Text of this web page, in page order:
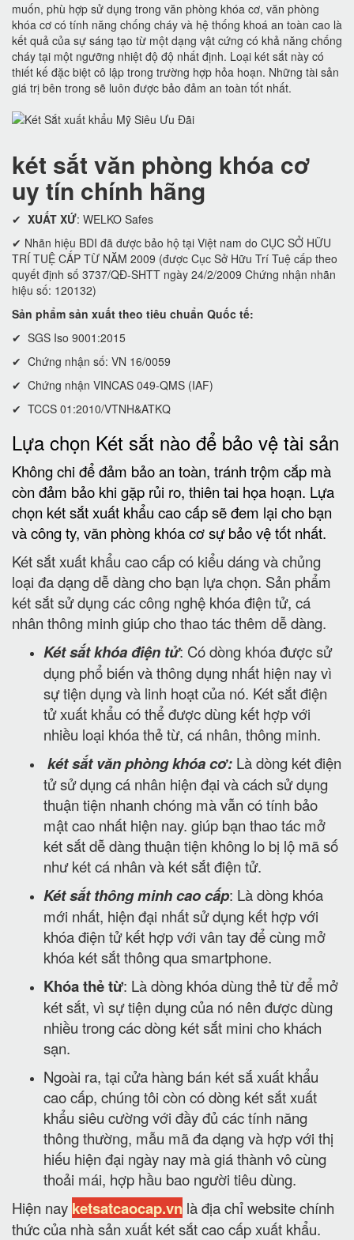
muốn, phù hợp sử dụng trong văn phòng khóa cơ, văn phòng
khóa cơ có tính năng chống cháy và hệ thống khoá an toàn cao là
kết quả của sự sáng tạo từ một dạng vật cứng có khả năng chống
cháy tại một ngưỡng nhiệt độ độ nhất định. Loại két sắt này có
thiết kế đặc biệt cô lập trong trường hợp hỏa hoạn. Những tài sản
giá trị bên trong sẽ luôn được bảo đảm an toàn tốt nhất.
két sắt văn phòng khóa cơ
uy tín chính hãng
✔ XUẤT XỨ: WELKO Safes
✔ Nhãn hiệu BDI đã được bảo hộ tại Việt nam do CỤC SỞ HỮU
TRÍ TUỆ CẤP TỪ NĂM 2009 (được Cục Sở Hữu Trí Tuệ cấp theo
quyết định số 3737/QĐ-SHTT ngày 24/2/2009 Chứng nhận nhãn
hiệu số: 120132)
Sản phẩm sản xuất theo tiêu chuẩn Quốc tế:
✔ SGS Iso 9001:2015
✔ Chứng nhận số: VN 16/0059
✔ Chứng nhận VINCAS 049-QMS (IAF)
✔ TCCS 01:2010/VTNH&ATKQ
Lựa chọn Két sắt nào để bảo vệ tài sản
Không chi để đảm bảo an toàn, tránh trộm cắp mà
còn đảm bảo khi gặp rủi ro, thiên tai họa hoạn. Lựa
chọn két sắt xuất khẩu cao cấp sẽ đem lại cho bạn
và công ty, văn phòng khóa cơ sự bảo vệ tốt nhất.
Két sắt xuất khẩu cao cấp có kiểu dáng và chủng
loại đa dạng dễ dàng cho bạn lựa chọn. Sản phẩm
két sắt sử dụng các công nghệ khóa điện tử, cá
nhân thông minh giúp cho thao tác thêm dễ dàng.
Két sắt khóa điện tử: Có dòng khóa được sử
dụng phổ biến và thông dụng nhất hiện nay vì
sự tiện dụng và linh hoạt của nó. Két sắt điện
tử xuất khẩu có thể được dùng kết hợp với
nhiều loại khóa thẻ từ, cá nhân, thông minh.
két sắt văn phòng khóa cơ: Là dòng két điện
tử sử dụng cá nhân hiện đại và cách sử dụng
thuận tiện nhanh chóng mà vẫn có tính bảo
mật cao nhất hiện nay. giúp bạn thao tác mở
két sắt dễ dàng thuận tiện không lo bị lộ mã số
như két cá nhân và két sắt điện tử.
Két sắt thông minh cao cấp: Là dòng khóa
mới nhất, hiện đại nhất sử dụng kết hợp với
khóa điện tử kết hợp với vân tay để cùng mở
khóa két sắt thông qua smartphone.
Khóa thẻ từ: Là dòng khóa dùng thẻ từ để mở
két sắt, vì sự tiện dụng của nó nên được dùng
nhiều trong các dòng két sắt mini cho khách
sạn.
Ngoài ra, tại cửa hàng bán két sắ xuất khẩu
cao cấp, chúng tôi còn có dòng két sắt xuất
khẩu siêu cường với đầy đủ các tính năng
thông thường, mẫu mã đa dạng và hợp với thị
hiếu hiện đại ngày nay mà giá thành vô cùng
thoải mái, hợp hầu bao người tiêu dùng.
Hiện nay ketsatcaocap.vn là địa chỉ website chính
thức của nhà sản xuất két sắt cao cấp xuất khẩu.